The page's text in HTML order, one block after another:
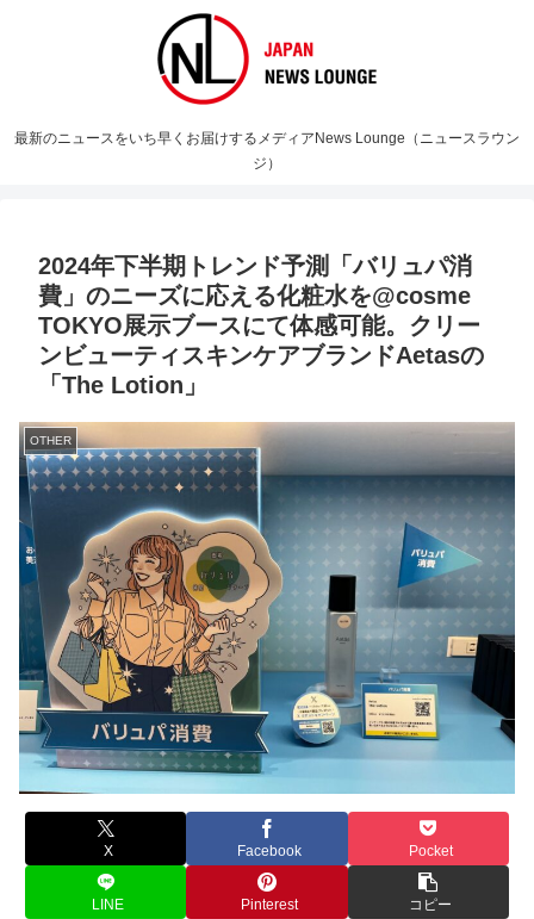
最新のニュースをいち早くお届けするメディアNews Lounge（ニュースラウン
ジ）
2024年下半期トレンド予測「バリュパ消
費」のニーズに応える化粧水を@cosme
TOKYO展示ブースにて体感可能。クリー
ンビューティスキンケアブランドAetasの
「The Lotion」
OTHER
X Facebook Pocket
LINE Pinterest コピー